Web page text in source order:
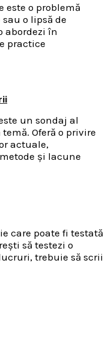
este o problemă
o lipsă de
abordezi în
practice
un sondaj al
Oferă o privire
actuale,
și lacune
care poate fi testată
să testezi o
trebuie să scrii